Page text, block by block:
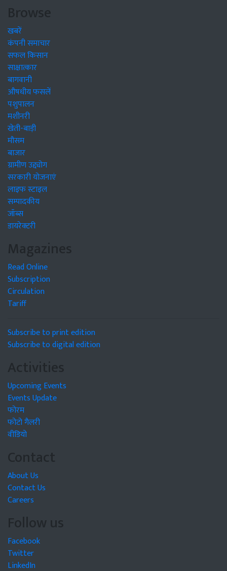
Browse
खबरें
कंपनी समाचार
सफल किसान
साक्षात्कार
बागवानी
औषधीय फसलें
पशुपालन
मशीनरी
खेती-बाड़ी
मौसम
बाजार
ग्रामीण उद्द्योग
सरकारी योजनाएं
लाइफ स्टाइल
सम्पादकीय
जॉब्स
डायरेक्टरी
Magazines
Read Online
Subscription
Circulation
Tariff
Subscribe to print edition
Subscribe to digital edition
Activities
Upcoming Events
Events Update
फोरम
फोटो गैलरी
वीडियो
Contact
About Us
Contact Us
Careers
Follow us
Facebook
Twitter
LinkedIn